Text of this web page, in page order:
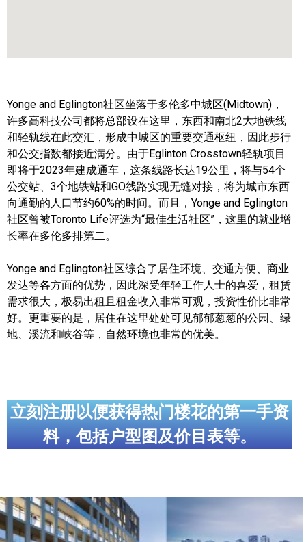
多伦多市中心楼花项目
怡陶碧谷社区介绍
怡陶碧谷楼花项目
北约克楼花项目
世嘉堡楼花项目
密西沙加楼花项目
奥克维尔社区介绍
奥克维尔楼花项目
旺市楼花项目
万锦楼花项目
留学生指南
Yonge and Eglington社区坐落于多伦多中城区(Midtown)，
许多高科技公司都将总部设在这里，东西和南北2大地铁线
和轻轨线在此交汇，形成中城区的重要交通枢纽，因此步行
和公交指数都接近满分。由于Eglinton Crosstown轻轨项目
即将于2023年建成通车，这条线路长达19公里，将与54个
公交站、3个地铁站和GO线路实现无缝对接，将为城市东西
向通勤的人口节约60%的时间。而且，Yonge and Eglington
社区曾被Toronto Life评选为“最佳生活社区”，这里的就业增
长率在多伦多排第二。
Yonge and Eglington社区综合了居住环境、交通方便、商业
发达等各方面的优势，因此深受年轻工作人士的喜爱，租赁
需求很大，极易出租且租金收入非常可观，投资性价比非常
好。更重要的是，居住在这里处处可见郁郁葱葱的公园、绿
地、溪流和峡谷等，自然环境也非常的优美。
立刻注册以便获得热门楼花的第一手资
料，包括户型图及价目表等。